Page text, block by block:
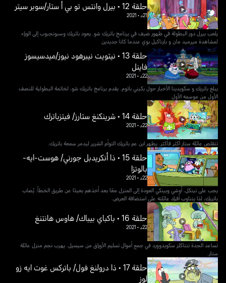
حلقة 12 • بيرل وانتس تو بي أ ستار/سوبر سيتر
21د •
2021
يلعب بيرل دور البطولة في ظهور ضيف في برنامج باتريك شو. يعود باتريك وسبونجبوب إلى الوراء
لمشاهدة ميرميد مان و بارناكيل بوي عندما كانا جديدين
حلقة 13 • نيتويت نيبرهود نيوز/ميدسيسوز
فاينل
22د •
2021
يبلغ باتريك و سكويدينا الأخبار حول بكيني باتوم. يقدم برنامج باتريك شو، لخاتمة البطولية للنصف
الأول من موسمه الأول
حلقة 14 • شرينكنغ ستارز/ فيتزباترك
22د •
2021
تتقلص عائلة ستار أكثر فأكثر. يظهر ابن عم باتريك التوأم الشرير ليدمر سمعة باتريك.
حلقة 15 • ذا أنكريدبل جورني/ هوست-ايه-
بالوتزا
22د •
2021
يجب على تينكل، أوشي وبينكي العودة إلى المنزل معًا بعد أخذهم بعيدًا عن طريق الخطأ. يُصاب
باتريك، لذا يتناوب أفراد عائلته على استضافة العرض.
حلقة 16 • باكباي بيباك/ هاوس هانتنغ
22د •
2021
تساعد الجدة تنتاكلز سكويدوورد في جمع أموال تسليم الأوراق من سيسيل. يهرب نجم منزل عائلة
ستار.
حلقة 17 • ذا درولنغ فول/ باتركس غوت ايه زو
لوز